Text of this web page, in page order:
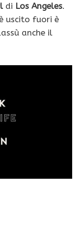
di Los Angeles.
uscito fuori è
anche il